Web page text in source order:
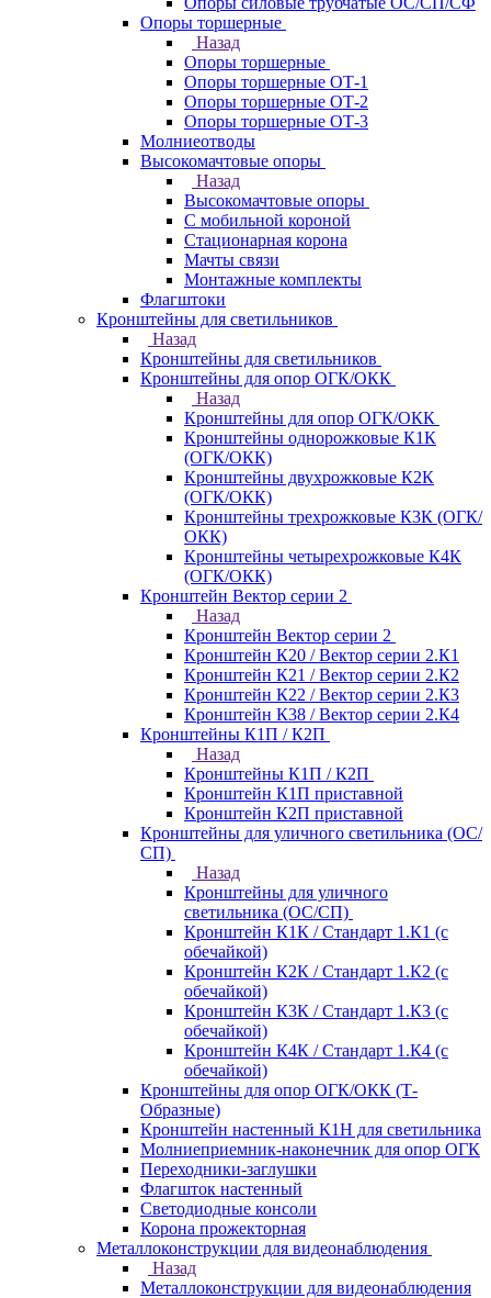
Опоры торшерные
Назад
Опоры торшерные
Опоры торшерные ОТ-1
Опоры торшерные ОТ-2
Опоры торшерные ОТ-3
Молниеотводы
Высокомачтовые опоры
Назад
Высокомачтовые опоры
С мобильной короной
Стационарная корона
Мачты связи
Монтажные комплекты
Флагштоки
Кронштейны для светильников
Назад
Кронштейны для светильников
Кронштейны для опор ОГК/ОКК
Назад
Кронштейны для опор ОГК/ОКК
Кронштейны однорожковые К1К
(ОГК/ОКК)
Кронштейны двухрожковые К2К
(ОГК/ОКК)
Кронштейны трехрожковые К3К (ОГК/
ОКК)
Кронштейны четырехрожковые К4К
(ОГК/ОКК)
Кронштейн Вектор серии 2
Назад
Кронштейн Вектор серии 2
Кронштейн К20 / Вектор серии 2.К1
Кронштейн К21 / Вектор серии 2.К2
Кронштейн К22 / Вектор серии 2.К3
Кронштейн К38 / Вектор серии 2.К4
Кронштейны К1П / К2П
Назад
Кронштейны К1П / К2П
Кронштейн К1П приставной
Кронштейн К2П приставной
Кронштейны для уличного светильника (ОС/
СП)
Назад
Кронштейны для уличного
светильника (ОС/СП)
Кронштейн К1К / Стандарт 1.К1 (с
обечайкой)
Кронштейн К2К / Стандарт 1.К2 (с
обечайкой)
Кронштейн К3К / Стандарт 1.К3 (с
обечайкой)
Кронштейн К4К / Стандарт 1.К4 (с
обечайкой)
Кронштейны для опор ОГК/ОКК (Т-
Образные)
Кронштейн настенный К1Н для светильника
Молниеприемник-наконечник для опор ОГК
Переходники-заглушки
Флагшток настенный
Светодиодные консоли
Корона прожекторная
Металлоконструкции для видеонаблюдения
Назад
Металлоконструкции для видеонаблюдения